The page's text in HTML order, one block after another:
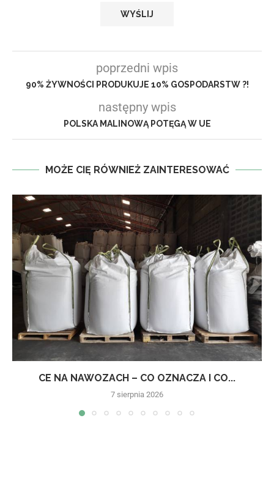
poprzedni wpis
90% ŻYWNOŚCI PRODUKUJE 10% GOSPODARSTW ?!
następny wpis
POLSKA MALINOWĄ POTĘGĄ W UE
MOŻE CIĘ RÓWNIEŻ ZAINTERESOWAĆ
CE NA NAWOZACH – CO OZNACZA I CO...
7 sierpnia 2026